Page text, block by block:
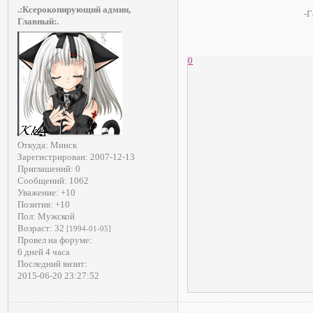
.:Ксерокопирующий админ,
Главный:.
Откуда: Минск
Зарегистрирован: 2007-12-13
Приглашений: 0
Сообщений: 1062
Уважение: +10
Позитив: +10
Пол: Мужской
Возраст: 32 [1994-01-05]
Провел на форуме:
6 дней 4 часа
Последний визит:
2015-06-20 23:27:52
-
0